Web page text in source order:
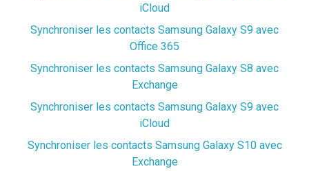
iCloud
Synchroniser les contacts Samsung Galaxy S9 avec
Office 365
Synchroniser les contacts Samsung Galaxy S8 avec
Exchange
Synchroniser les contacts Samsung Galaxy S9 avec
iCloud
Synchroniser les contacts Samsung Galaxy S10 avec
Exchange